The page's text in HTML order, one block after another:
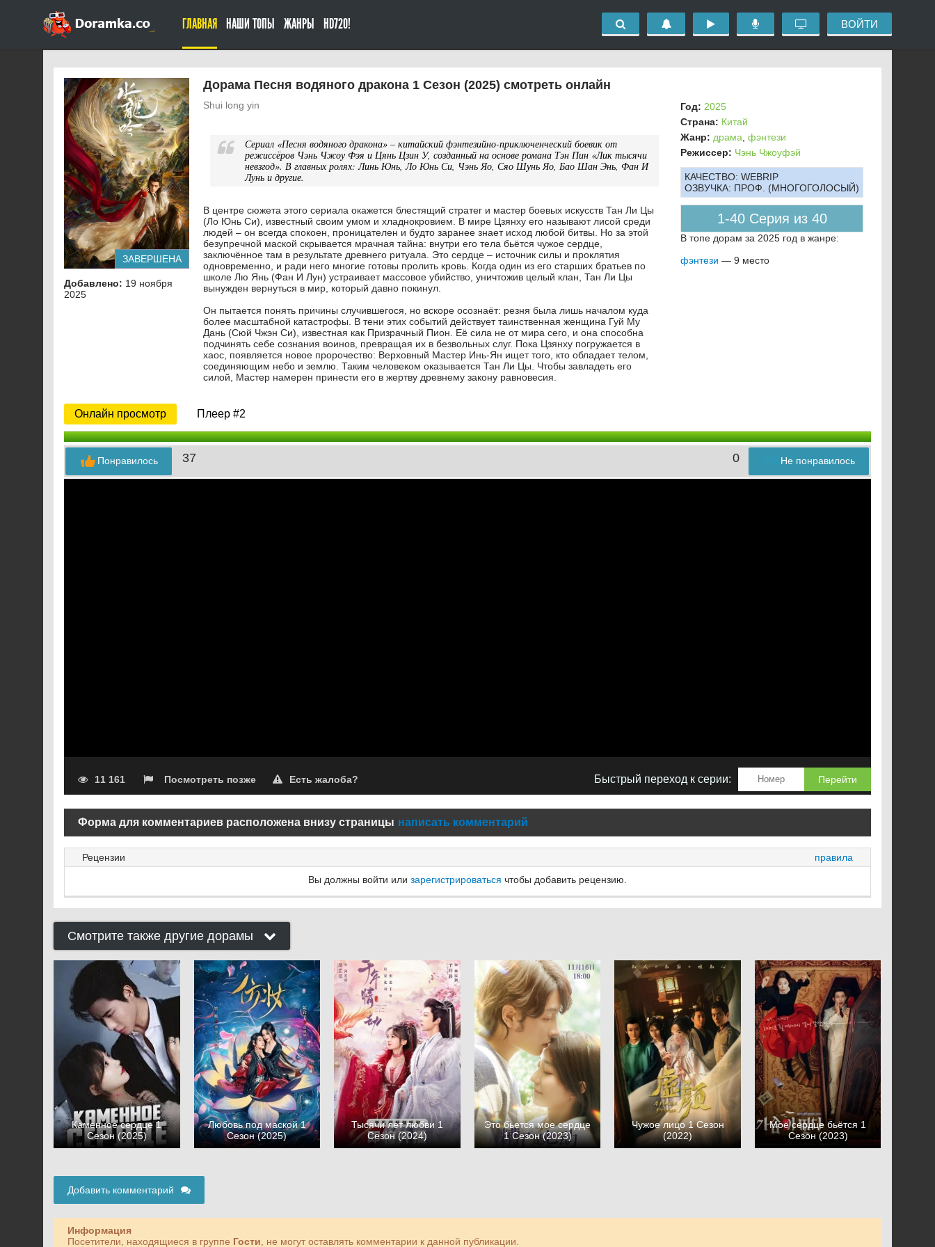
ГЛАВНАЯ НАШИ ТОПЫ ЖАНРЫ HD720! ВОЙТИ
Дорама Песня водяного дракона 1 Сезон (2025) смотреть онлайн
Shui long yin
Сериал «Песня водяного дракона» – китайский фэнтезийно-приключенческий боевик от
режиссёров Чэнь Чжоу Фэя и Цянь Цзин У, созданный на основе романа Тэн Пин «Лик тысячи
невзгод». В главных ролях: Линь Юнь, Ло Юнь Си, Чэнь Яо, Сяо Шунь Яо, Бао Шан Энь, Фан И
Лунь и другие.
В центре сюжета этого сериала окажется блестящий стратег и мастер боевых искусств Тан Ли Цы
(Ло Юнь Си), известный своим умом и хладнокровием. В мире Цзянху его называют лисой среди
людей – он всегда спокоен, проницателен и будто заранее знает исход любой битвы. Но за этой
безупречной маской скрывается мрачная тайна: внутри его тела бьётся чужое сердце,
заключённое там в результате древнего ритуала. Это сердце – источник силы и проклятия
одновременно, и ради него многие готовы пролить кровь. Когда один из его старших братьев по
школе Лю Янь (Фан И Лун) устраивает массовое убийство, уничтожив целый клан, Тан Ли Цы
вынужден вернуться в мир, который давно покинул.
Он пытается понять причины случившегося, но вскоре осознаёт: резня была лишь началом куда
более масштабной катастрофы. В тени этих событий действует таинственная женщина Гуй Му
Дань (Сюй Чжэн Си), известная как Призрачный Пион. Её сила не от мира сего, и она способна
подчинять себе сознания воинов, превращая их в безвольных слуг. Пока Цзянху погружается в
хаос, появляется новое пророчество: Верховный Мастер Инь-Ян ищет того, кто обладает телом,
соединяющим небо и землю. Таким человеком оказывается Тан Ли Цы. Чтобы завладеть его
силой, Мастер намерен принести его в жертву древнему закону равновесия.
ЗАВЕРШЕНА
Добавлено: 19 ноября
2025
Год: 2025
Страна: Китай
Жанр: драма фэнтези
Режиссер: Чэнь Чжоуфэй
КАЧЕСТВО: WEBRIP
ОЗВУЧКА: ПРОФ. (МНОГОГОЛОСЫЙ)
1-40 Серия из 40
В топе дорам за 2025 год в жанре:
фэнтези — 9 место
Онлайн просмотр Плеер #2
37 0 Не понравилось
Понравилось
11 161 Посмотреть позже Есть жалоба? Быстрый переход к серии: Перейти
Форма для комментариев расположена внизу страницы написать комментарий
Рецензии
правила
Вы должны войти или зарегистрироваться чтобы добавить рецензию.
Смотрите также другие дорамы
Каменное сердце 1
Сезон (2025)
Любовь под маской 1
Сезон (2025)
Тысячи лет любви 1
Сезон (2024)
Это бьется мое сердце
1 Сезон (2023)
Чужое лицо 1 Сезон
(2022)
Моё сердце бьётся 1
Сезон (2023)
Добавить комментарий
Информация
Посетители, находящиеся в группе Гости , не могут оставлять комментарии к данной публикации.